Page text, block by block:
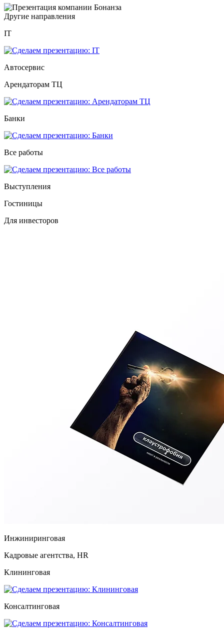
Другие направления
IT
Автосервис
Арендаторам ТЦ
Банки
Все работы
Выступления
Гостиницы
Для инвесторов
Инжиниринговая
Кадровые агентства, HR
Клининговая
Консалтинговая